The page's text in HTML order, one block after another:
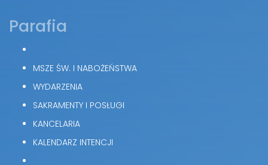
Parafia
MSZE ŚW. I NABOŻEŃSTWA
WYDARZENIA
SAKRAMENTY I POSŁUGI
KANCELARIA
KALENDARZ INTENCJI